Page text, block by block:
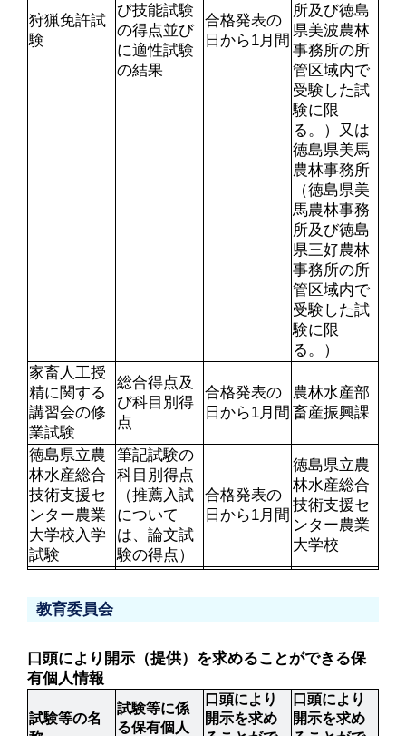
狩猟免許試
験
び技能試験
の得点並び
に適性試験
の結果
合格発表の
日から1月間
所及び徳島
県美波農林
事務所の所
管区域内で
受験した試
験に限
る。）又は
徳島県美馬
農林事務所
（徳島県美
馬農林事務
所及び徳島
県三好農林
事務所の所
管区域内で
受験した試
験に限
る。）
家畜人工授
精に関する
講習会の修
業試験
総合得点及
び科目別得
点
合格発表の
日から1月間
農林水産部
畜産振興課
徳島県立農
林水産総合
技術支援セ
ンター農業
大学校入学
試験
筆記試験の
科目別得点
（推薦入試
について
は、論文試
験の得点）
合格発表の
日から1月間
徳島県立農
林水産総合
技術支援セ
ンター農業
大学校
教育委員会
口頭により開示（提供）を求めることができる保
有個人情報
試験等の名
試験等に係
る保有個人
口頭により
開示を求め
口頭により
開示を求め